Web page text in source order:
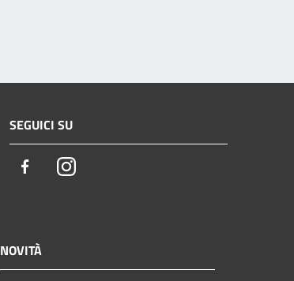
SEGUICI SU
FacebookInstagram
NOVITÀ